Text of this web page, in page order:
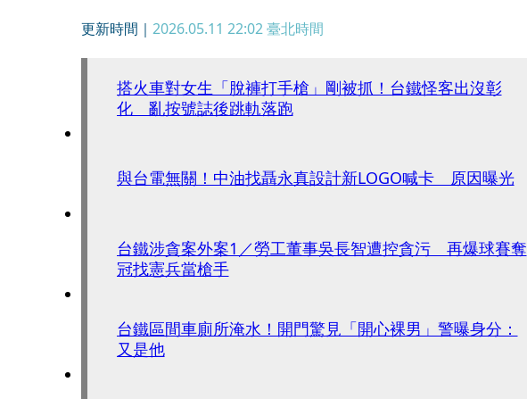
更新時間｜ 2026.05.11 22:02臺北時間
搭火車對女生「脫褲打手槍」剛被抓！台鐵怪客出沒彰
化 亂按號誌後跳軌落跑
與台電無關！中油找聶永真設計新LOGO喊卡 原因曝光
台鐵涉貪案外案1／勞工董事吳長智遭控貪污 再爆球賽奪
冠找憲兵當槍手
台鐵區間車廁所淹水！開門驚見「開心裸男」警曝身分：
又是他